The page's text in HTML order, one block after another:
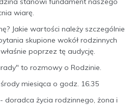
wiarę.
Jakie wartości należy szczególnie
skupione wokół rodzinnych
poprzez tę audycję.
to rozmowy o Rodzinie.
miesiąca o godz. 16.35
doradca życia rodzinnego, żona i